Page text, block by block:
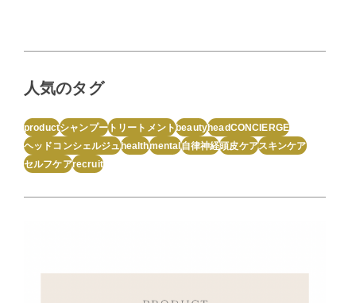
人気のタグ
productシャンプートリートメントbeautyheadCONCIERGE
ヘッドコンシェルジュhealthmental自律神経頭皮ケアスキンケア
セルフケアrecruit